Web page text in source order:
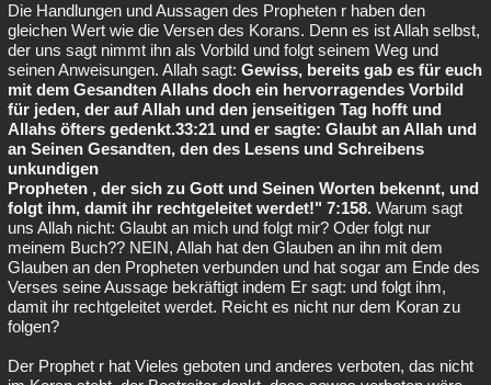
Die Handlungen und Aussagen des Propheten r haben den
gleichen Wert wie die Versen des Korans. Denn es ist Allah selbst,
der uns sagt nimmt ihn als Vorbild und folgt seinem Weg und
seinen Anweisungen. Allah sagt: Gewiss, bereits gab es für euch
mit dem Gesandten Allahs doch ein hervorragendes Vorbild
für jeden, der auf Allah und den jenseitigen Tag hofft und
Allahs öfters gedenkt.33:21 und er sagte: Glaubt an Allah und
an Seinen Gesandten, den des Lesens und Schreibens
unkundigen
Propheten , der sich zu Gott und Seinen Worten bekennt, und
folgt ihm, damit ihr rechtgeleitet werdet!" 7:158. Warum sagt
uns Allah nicht: Glaubt an mich und folgt mir? Oder folgt nur
meinem Buch?? NEIN, Allah hat den Glauben an ihn mit dem
Glauben an den Propheten verbunden und hat sogar am Ende des
Verses seine Aussage bekräftigt indem Er sagt: und folgt ihm,
damit ihr rechtgeleitet werdet. Reicht es nicht nur dem Koran zu
folgen?
Der Prophet r hat Vieles geboten und anderes verboten, das nicht